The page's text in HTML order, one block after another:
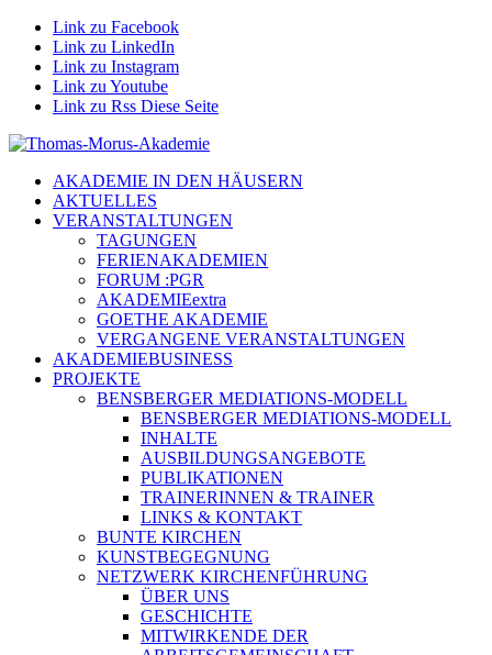
Link zu Facebook
Link zu LinkedIn
Link zu Instagram
Link zu Youtube
Link zu Rss Diese Seite
AKADEMIE IN DEN HÄUSERN
AKTUELLES
VERANSTALTUNGEN
TAGUNGEN
FERIENAKADEMIEN
FORUM :PGR
AKADEMIEextra
GOETHE AKADEMIE
VERGANGENE VERANSTALTUNGEN
AKADEMIEBUSINESS
PROJEKTE
BENSBERGER MEDIATIONS-MODELL
BENSBERGER MEDIATIONS-MODELL
INHALTE
AUSBILDUNGSANGEBOTE
PUBLIKATIONEN
TRAINERINNEN & TRAINER
LINKS & KONTAKT
BUNTE KIRCHEN
KUNSTBEGEGNUNG
NETZWERK KIRCHENFÜHRUNG
ÜBER UNS
GESCHICHTE
MITWIRKENDE DER